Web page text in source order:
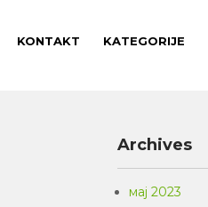
KONTAKT KATEGORIJE
Archives
мај 2023